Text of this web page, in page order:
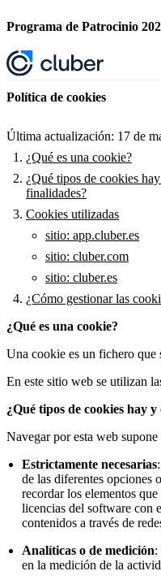
Programa de Patrocinio
Política de cookies
Última actualización: 17 de
¿Qué es una cookie?
¿Qué tipos de cookies
finalidades?
Cookies utilizadas
sitio: app.cluber.es
sitio: cluber.com
sitio: cluber.es
¿Cómo gestionar las
¿Qué es una cookie?
Una cookie es un fichero que
En este sitio web se utilizan
¿Qué tipos de cookies hay
Navegar por esta web
Estrictamente necesarias
de las diferentes opciones
recordar los elementos
licencias del software con
contenidos a través de
Analíticas o de medición:
en la medición de la